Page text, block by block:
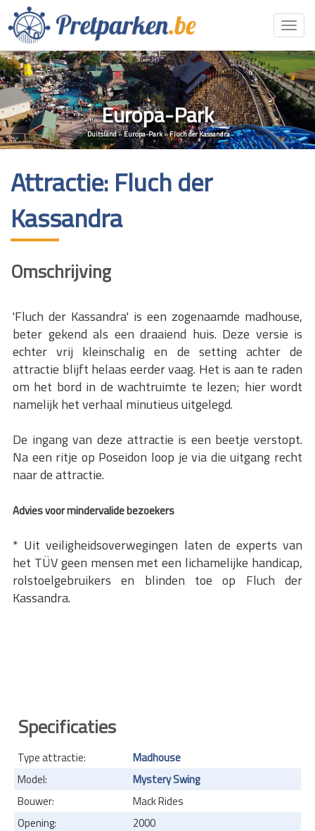
Europa-Park
Duitsland»Europa-Park»Fluch der Kassandra
Attractie: Fluch der
Kassandra
Omschrijving
'Fluch der Kassandra' is een zogenaamde madhouse,
beter gekend als een draaiend huis. Deze versie is
echter vrij kleinschalig en de setting achter de
attractie blijft helaas eerder vaag. Het is aan te raden
om het bord in de wachtruimte te lezen; hier wordt
namelijk het verhaal minutieus uitgelegd.
De ingang van deze attractie is een beetje verstopt.
Na een ritje op Poseidon loop je via die uitgang recht
naar de attractie.
Advies voor mindervalide bezoekers
* Uit veiligheidsoverwegingen laten de experts van
het TÜV geen mensen met een lichamelijke handicap,
rolstoelgebruikers en blinden toe op Fluch der
Kassandra.
Specificaties
Type attractie:
Madhouse
Model:
Mystery Swing
Bouwer:
Mack Rides
Opening:
2000